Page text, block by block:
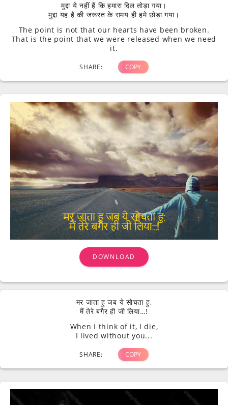
मुद्दा ये नहीं हैं कि हमारा दिल तोड़ा गया।
मुद्दा यह है की जरूरत के समय ही हमे छोड़ा गया।
The point is not that our hearts have been broken.
That is the point that we were released when we need
it.
SHARE: COPY
DOWNLOAD
मर जाता हु जब ये सोचता हु,
मैं तेरे बगैर ही जी लिया…!
When I think of it, I die,
I lived without you...
SHARE: COPY